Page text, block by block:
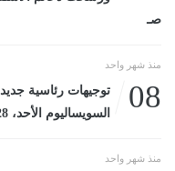
صـ
منذ شهر واحد
08
توجيهات رئاسية
السويساليوم الأحد، 28 يونيو 2026 01:52 مـ
منذ شهر واحد